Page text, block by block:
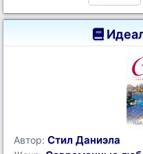
Автор: Стил Даниэла